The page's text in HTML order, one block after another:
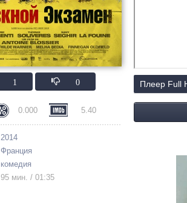
1 0
0.000 5.40
2014
Франция
комедия
95 мин. / 01:35
Плеер Full